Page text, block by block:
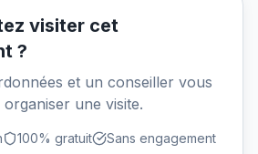
visiter cet
?
et un conseiller vous
une visite.
100% gratuit Sans engagement